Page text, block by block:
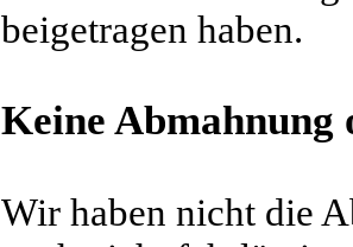
beigetragen haben.
Keine
Wir haben nicht die